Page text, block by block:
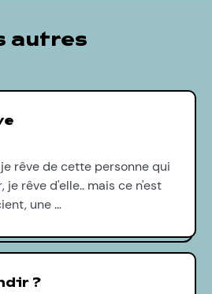
autres
rêve de cette personne qui
je rêve d'elle.. mais ce n'est
une …
?